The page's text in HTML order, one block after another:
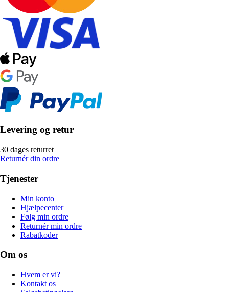
Levering og retur
30 dages returret
Returnér din ordre
Tjenester
Min konto
Hjælpecenter
Følg min ordre
Returnér min ordre
Rabatkoder
Om os
Hvem er vi?
Kontakt os